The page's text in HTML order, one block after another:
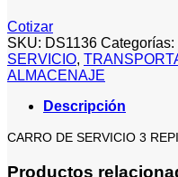
Cotizar
SKU: DS1136 Categorías:
SERVICIO,
ALMACENAJE
Descripción
CARRO DE SERVICIO 3
Productos